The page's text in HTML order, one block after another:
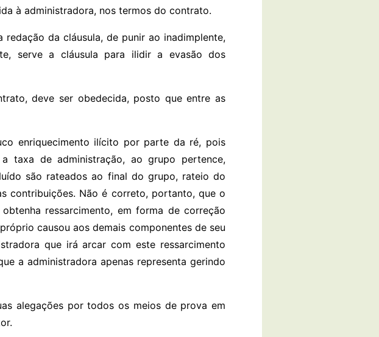
à administradora, nos termos do contrato.
da cláusula, de punir ao inadimplente,
serve a cláusula para ilidir a evasão dos
deve ser obedecida, posto que entre as
enriquecimento ilícito por parte da ré, pois
taxa de administração, ao grupo pertence,
são rateados ao final do grupo, rateio do
contribuições. Não é correto, portanto, que o
ressarcimento, em forma de correção
causou aos demais componentes de seu
que irá arcar com este ressarcimento
a administradora apenas representa gerindo
alegações por todos os meios de prova em